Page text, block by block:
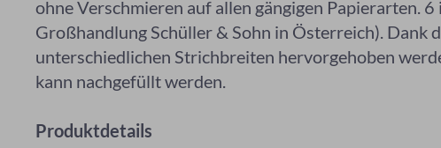
ohne Verschmieren auf allen gängigen Papierarten.
Großhandlung Schüller & Sohn in Österreich). Dank
unterschiedlichen Strichbreiten hervorgehoben
kann nachgefüllt werden.
Produktdetails